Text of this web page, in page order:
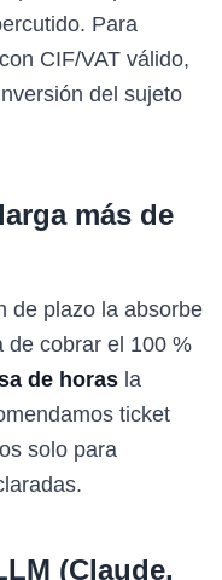
Para
CIF/VAT válido,
del sujeto
más de
de plazo la absorbe
de cobrar el 100 %
de horas la
ticket
solo para
(Claude,